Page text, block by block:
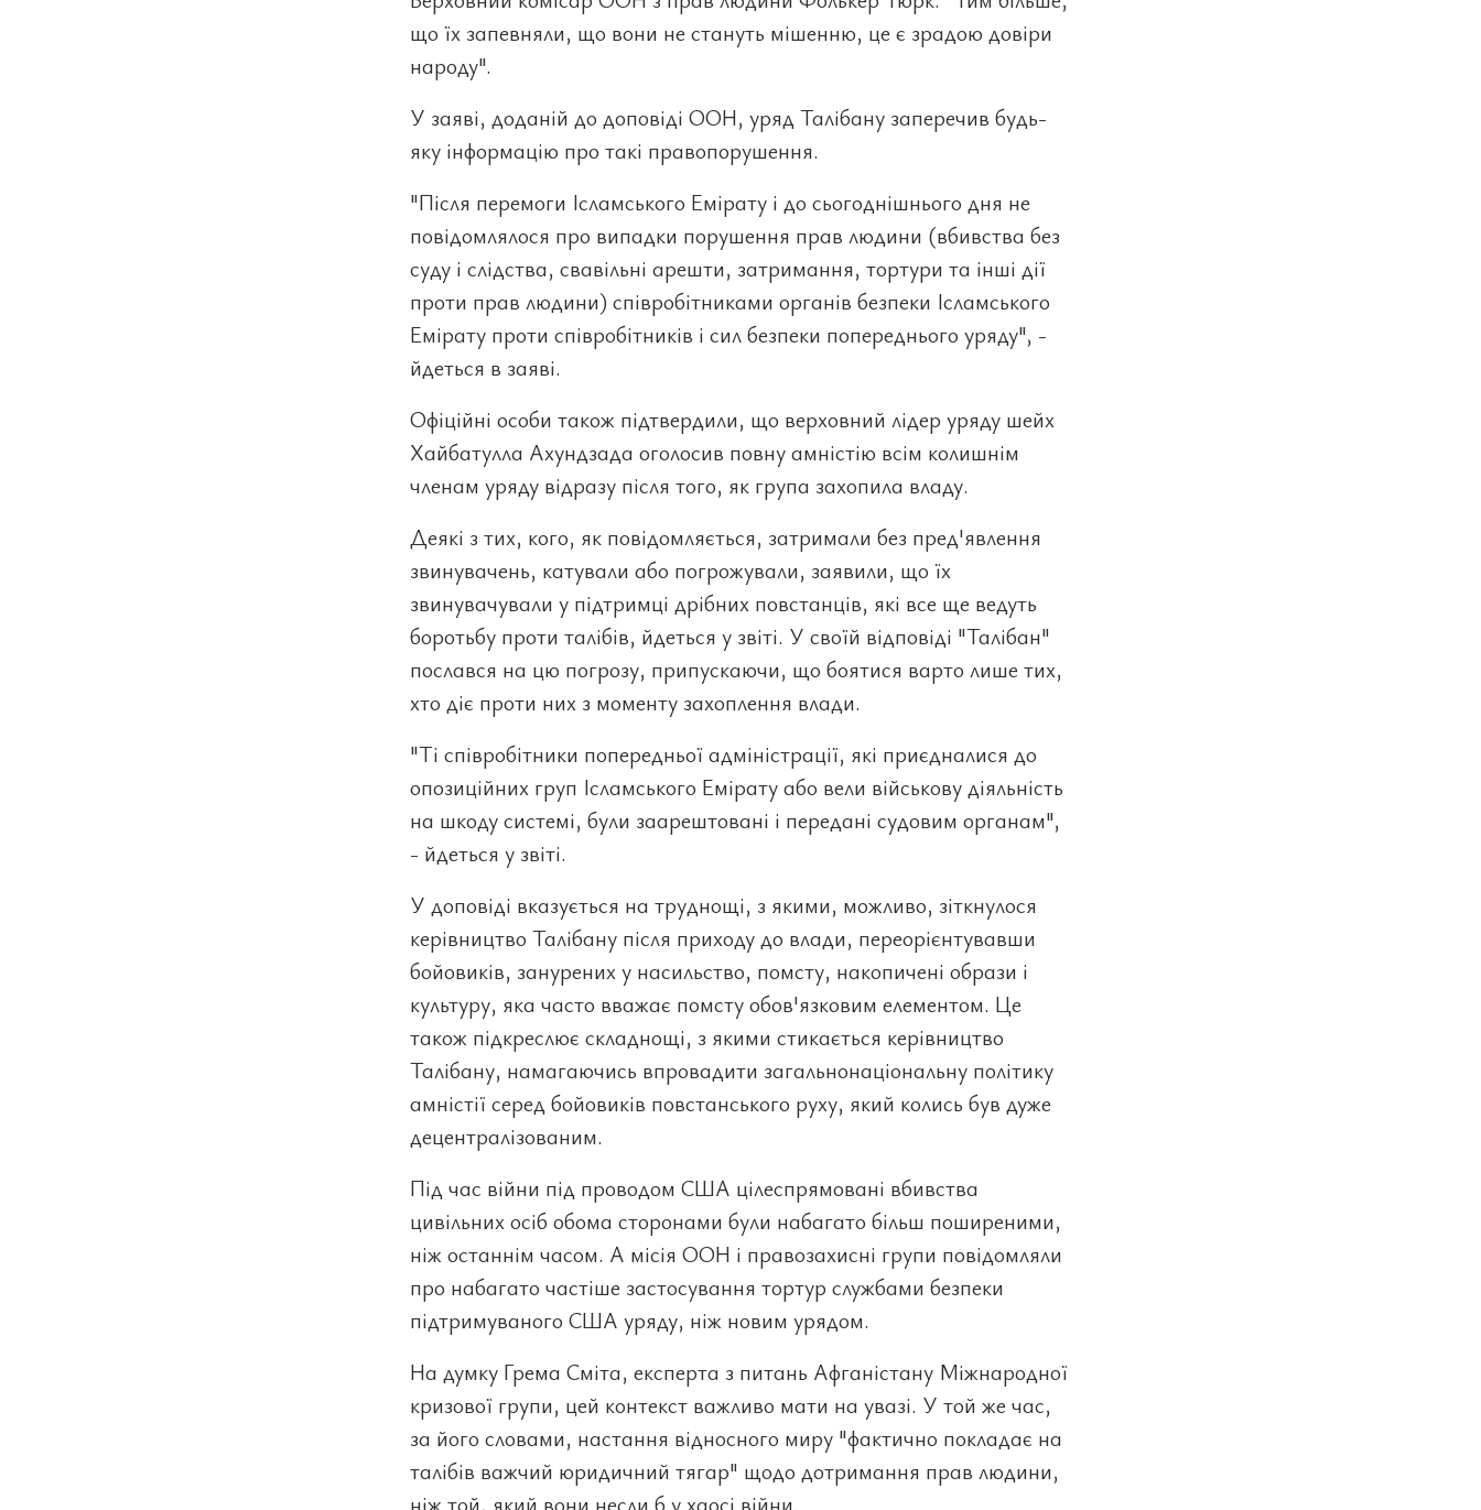
що їх запевняли, що вони не стануть мішенню, це є зрадою довіри
народу".
У заяві, доданій до доповіді ООН, уряд Талібану заперечив будь-
яку інформацію про такі правопорушення.
"Після перемоги Ісламського Емірату і до сьогоднішнього дня не
повідомлялося про випадки порушення прав людини (вбивства без
суду і слідства, свавільні арешти, затримання, тортури та інші дії
проти прав людини) співробітниками органів безпеки Ісламського
Емірату проти співробітників і сил безпеки попереднього уряду", -
йдеться в заяві.
Офіційні особи також підтвердили, що верховний лідер уряду шейх
Хайбатулла Ахундзада оголосив повну амністію всім колишнім
членам уряду відразу після того, як група захопила владу.
Деякі з тих, кого, як повідомляється, затримали без пред'явлення
звинувачень, катували або погрожували, заявили, що їх
звинувачували у підтримці дрібних повстанців, які все ще ведуть
боротьбу проти талібів, йдеться у звіті. У своїй відповіді "Талібан"
послався на цю погрозу, припускаючи, що боятися варто лише тих,
хто діє проти них з моменту захоплення влади.
"Ті співробітники попередньої адміністрації, які приєдналися до
опозиційних груп Ісламського Емірату або вели військову діяльність
на шкоду системі, були заарештовані і передані судовим органам",
- йдеться у звіті.
У доповіді вказується на труднощі, з якими, можливо, зіткнулося
керівництво Талібану після приходу до влади, переорієнтувавши
бойовиків, занурених у насильство, помсту, накопичені образи і
культуру, яка часто вважає помсту обов'язковим елементом. Це
також підкреслює складнощі, з якими стикається керівництво
Талібану, намагаючись впровадити загальнонаціональну політику
амністії серед бойовиків повстанського руху, який колись був дуже
децентралізованим.
Під час війни під проводом США цілеспрямовані вбивства
цивільних осіб обома сторонами були набагато більш поширеними,
ніж останнім часом. А місія ООН і правозахисні групи повідомляли
про набагато частіше застосування тортур службами безпеки
підтримуваного США уряду, ніж новим урядом.
На думку Грема Сміта, експерта з питань Афганістану Міжнародної
кризової групи, цей контекст важливо мати на увазі. У той же час,
за його словами, настання відносного миру "фактично покладає на
талібів важчий юридичний тягар" щодо дотримання прав людини,
ніж той, який вони несли б у хаосі війни.